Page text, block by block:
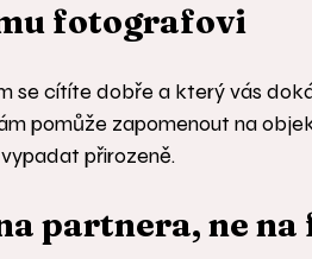
fotografovi
se cítíte dobře a který vás
pomůže zapomenout na
přirozeně.
partnera, ne